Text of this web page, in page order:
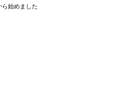
始めました